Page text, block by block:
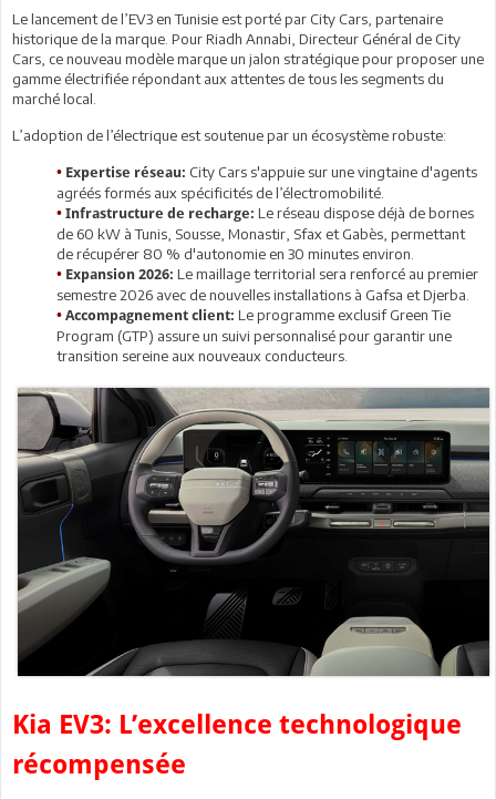
Le lancement de l’EV3 en Tunisie est porté par City Cars, partenaire
historique de la marque. Pour Riadh Annabi, Directeur Général de City
Cars, ce nouveau modèle marque un jalon stratégique pour proposer une
gamme électrifiée répondant aux attentes de tous les segments du
marché local.
L’adoption de l’électrique est soutenue par un écosystème robuste:
• Expertise réseau: City Cars s'appuie sur une vingtaine d'agents
agréés formés aux spécificités de l’électromobilité.
• Infrastructure de recharge: Le réseau dispose déjà de bornes
de 60 kW à Tunis, Sousse, Monastir, Sfax et Gabès, permettant
de récupérer 80 % d'autonomie en 30 minutes environ.
• Expansion 2026: Le maillage territorial sera renforcé au premier
semestre 2026 avec de nouvelles installations à Gafsa et Djerba.
• Accompagnement client: Le programme exclusif Green Tie
Program (GTP) assure un suivi personnalisé pour garantir une
transition sereine aux nouveaux conducteurs.
Kia EV3: L’excellence technologique
récompensée